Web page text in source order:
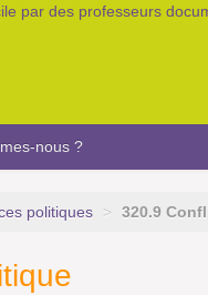
par des professeurs
nous ?
politiques > 320.9